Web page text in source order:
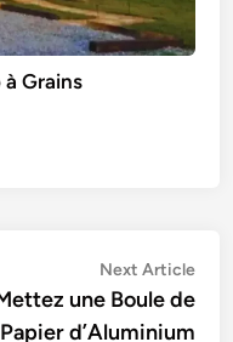
à Grains
Next Article
une Boule de
Papier d’Aluminium